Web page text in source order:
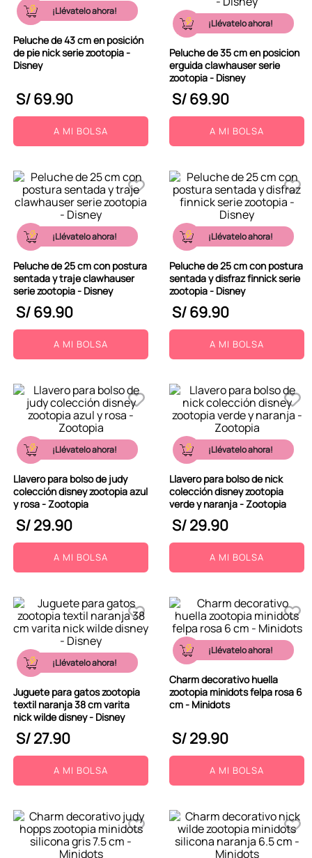
¡Llévatelo ahora!
Peluche de 43 cm en posición
de pie nick serie zootopia -
Disney
S/69.90
A MI BOLSA
¡Llévatelo ahora!
Peluche de 35 cm en posicion
erguida clawhauser serie
zootopia - Disney
S/69.90
A MI BOLSA
¡Llévatelo ahora!
Peluche de 25 cm con postura
sentada y traje clawhauser
serie zootopia - Disney
S/69.90
A MI BOLSA
¡Llévatelo ahora!
Peluche de 25 cm con postura
sentada y disfraz finnick serie
zootopia - Disney
S/69.90
A MI BOLSA
¡Llévatelo ahora!
Llavero para bolso de judy
colección disney zootopia azul
y rosa - Zootopia
S/29.90
A MI BOLSA
¡Llévatelo ahora!
Llavero para bolso de nick
colección disney zootopia
verde y naranja - Zootopia
S/29.90
A MI BOLSA
¡Llévatelo ahora!
Juguete para gatos zootopia
textil naranja 38 cm varita
nick wilde disney - Disney
S/27.90
A MI BOLSA
¡Llévatelo ahora!
Charm decorativo huella
zootopia minidots felpa rosa 6
cm - Minidots
S/29.90
A MI BOLSA